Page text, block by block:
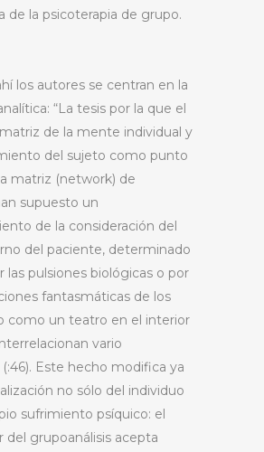
de la psicoterapia de grupo.
los autores se centran en la
“La tesis por la que el
de la mente individual y
del sujeto como punto
matriz (network) de
supuesto un
de la consideración del
del paciente, determinado
las pulsiones biológicas o por
fantasmáticas de los
como un teatro en el interior
vario
(:46). Este hecho modifica ya
no sólo del individuo
sufrimiento psíquico: el
del grupoanálisis acepta